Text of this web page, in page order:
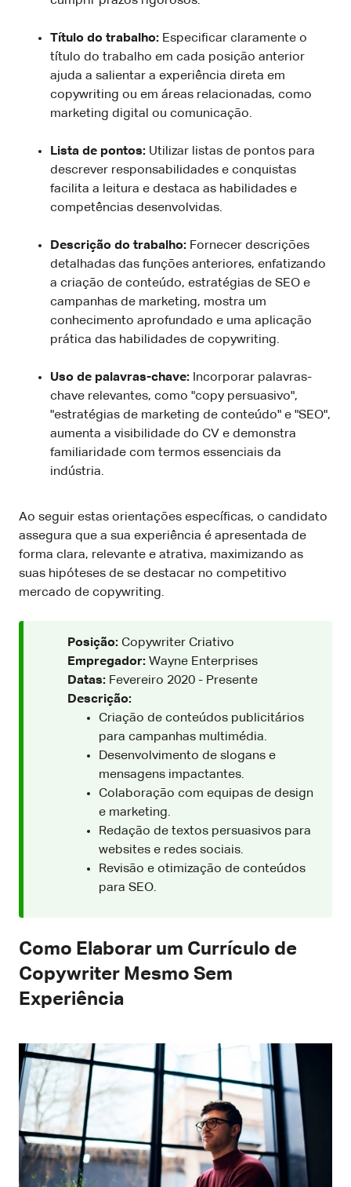
Título do trabalho: Especificar claramente o
título do trabalho em cada posição anterior
ajuda a salientar a experiência direta em
copywriting ou em áreas relacionadas, como
marketing digital ou comunicação.
Lista de pontos: Utilizar listas de pontos para
descrever responsabilidades e conquistas
facilita a leitura e destaca as habilidades e
competências desenvolvidas.
Descrição do trabalho: Fornecer descrições
detalhadas das funções anteriores, enfatizando
a criação de conteúdo, estratégias de SEO e
campanhas de marketing, mostra um
conhecimento aprofundado e uma aplicação
prática das habilidades de copywriting.
Uso de palavras-chave: Incorporar palavras-
chave relevantes, como "copy persuasivo",
"estratégias de marketing de conteúdo" e "SEO",
aumenta a visibilidade do CV e demonstra
familiaridade com termos essenciais da
indústria.
Ao seguir estas orientações específicas, o candidato
assegura que a sua experiência é apresentada de
forma clara, relevante e atrativa, maximizando as
suas hipóteses de se destacar no competitivo
mercado de copywriting.
Posição: Copywriter Criativo
Empregador: Wayne Enterprises
Datas: Fevereiro 2020 - Presente
Descrição:
Criação de conteúdos publicitários
para campanhas multimédia.
Desenvolvimento de slogans e
mensagens impactantes.
Colaboração com equipas de design
e marketing.
Redação de textos persuasivos para
websites e redes sociais.
Revisão e otimização de conteúdos
para SEO.
Como Elaborar um Currículo de
Copywriter Mesmo Sem
Experiência